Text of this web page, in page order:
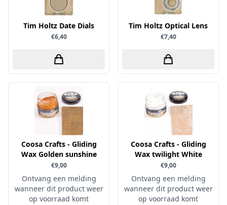
Ranger
Rayher
Reprint
Scrap-Boys
ScrapAndMe
Sparkles
Spectrum Noir
Spellbinders
Sprinkletz
Stamperia
Starform
Steadler
Tim Holtz Date Dials
€6,40
Tim Holtz Optical Lens
€7,40
Coosa Crafts - Gliding
Wax Golden sunshine
€9,00
Ontvang een melding
wanneer dit product weer
op voorraad komt
Coosa Crafts - Gliding
Wax twilight White
€9,00
Ontvang een melding
wanneer dit product weer
op voorraad komt